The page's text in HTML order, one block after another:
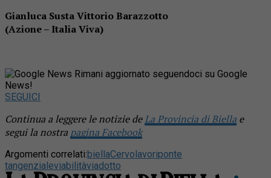
Gianluca Susta Vittorio Barazzotto
(Azione – Italia Viva)
Rimani aggiornato seguendoci su Google
News!
SEGUICI
Continua a leggere le notizie deLa Provincia di Biella e
segui la nostra pagina Facebook
Argomenti correlati:biellaCervolavoriponte
tangenzialeviabilitàviadotto